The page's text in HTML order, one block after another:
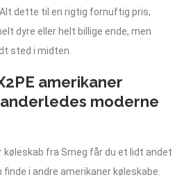
dette til en rigtig fornuftig pris,
dyre eller helt billige ende, men
sted i midten.
amerikaner
moderne
køleskab fra Smeg får du et lidt andet
finde i andre amerikaner køleskabe.